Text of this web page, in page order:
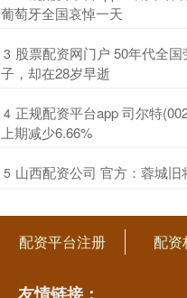
葡萄牙全国哀悼一天
3 股票配资网门户 50年代全
子，却在28岁早逝
4 正规配资平台app 司尔特
上期减少6.66%
5 山西配资公司 官方：蓉城
配资平台注册 配资